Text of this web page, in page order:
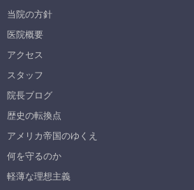
当院の方針
医院概要
アクセス
スタッフ
院長ブログ
歴史の転換点
アメリカ帝国のゆくえ
何を守るのか
軽薄な理想主義